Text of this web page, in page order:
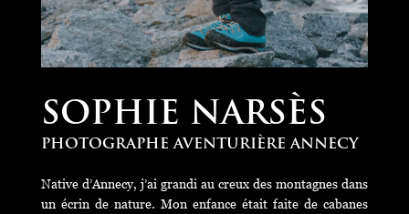
SOPHIE NARSÈS
PHOTOGRAPHE AVENTURIÈRE ANNECY
Native d’Annecy, j’ai grandi au creux des montagnes dans
un écrin de nature. Mon enfance était faite de cabanes